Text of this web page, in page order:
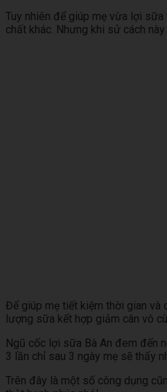
Tuy nhiên để giúp mẹ vừa lợi
chất khác. Nhưng khi sử cách
Để giúp mẹ tiết kiệm thời gian và
lượng sữa kết hợp giảm cân vô
Ngũ cốc lợi sữa Bà An đem đến
3 lần chỉ sau 3 ngày mẹ sẽ thấy
Trên đây là một số công dụng